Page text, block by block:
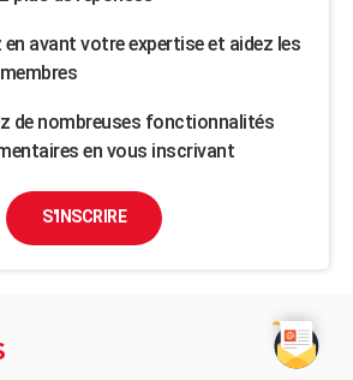
avant votre expertise et aidez les
de nombreuses fonctionnalités
en vous inscrivant
S'INSCRIRE